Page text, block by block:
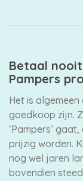
Betaal
Pampers
Het is
goedkoop zijn.
‘Pampers’
prijzig worden.
nog wel jaren
bovendien